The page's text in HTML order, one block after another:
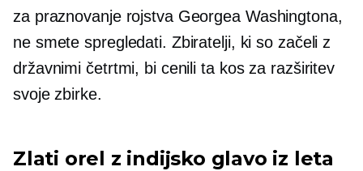
za praznovanje rojstva Georgea Washingtona,
ne smete spregledati. Zbiratelji, ki so začeli z
državnimi četrtmi, bi cenili ta kos za razširitev
svoje zbirke.
Zlati orel z indijsko glavo iz leta